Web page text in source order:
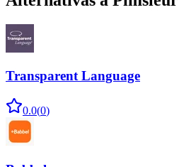
Transparent Language
0.0(0)